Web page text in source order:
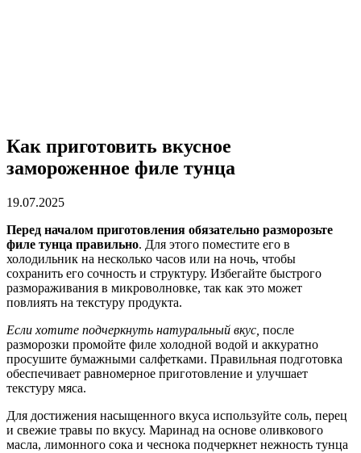
Как приготовить вкусное
замороженное филе тунца
19.07.2025
Перед началом приготовления обязательно разморозьте
филе тунца правильно. Для этого поместите его в
холодильник на несколько часов или на ночь, чтобы
сохранить его сочность и структуру. Избегайте быстрого
размораживания в микроволновке, так как это может
повлиять на текстуру продукта.
Если хотите подчеркнуть натуральный вкус, после
разморозки промойте филе холодной водой и аккуратно
просушите бумажными салфетками. Правильная подготовка
обеспечивает равномерное приготовление и улучшает
текстуру мяса.
Для достижения насыщенного вкуса используйте соль, перец
и свежие травы по вкусу. Маринад на основе оливкового
масла, лимонного сока и чеснока подчеркнет нежность тунца